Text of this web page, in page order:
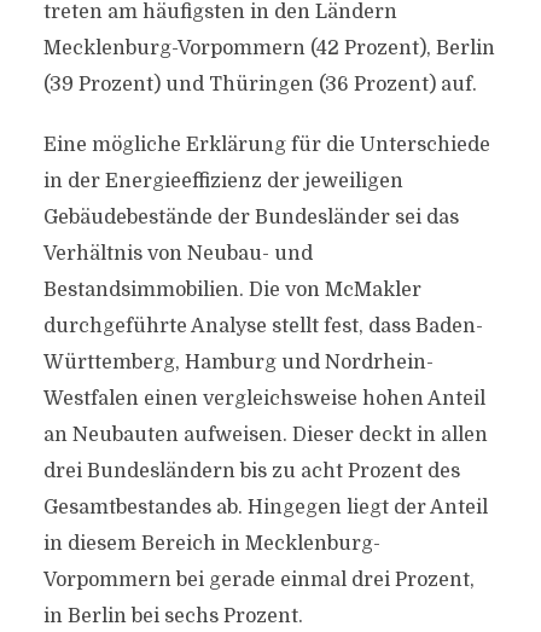
treten am häufigsten in den Ländern
Mecklenburg-Vorpommern (42 Prozent), Berlin
(39 Prozent) und Thüringen (36 Prozent) auf.
Eine mögliche Erklärung für die Unterschiede
in der Energieeffizienz der jeweiligen
Gebäudebestände der Bundesländer sei das
Verhältnis von Neubau- und
Bestandsimmobilien. Die von McMakler
durchgeführte Analyse stellt fest, dass Baden-
Württemberg, Hamburg und Nordrhein-
Westfalen einen vergleichsweise hohen Anteil
an Neubauten aufweisen. Dieser deckt in allen
drei Bundesländern bis zu acht Prozent des
Gesamtbestandes ab. Hingegen liegt der Anteil
in diesem Bereich in Mecklenburg-
Vorpommern bei gerade einmal drei Prozent,
in Berlin bei sechs Prozent.